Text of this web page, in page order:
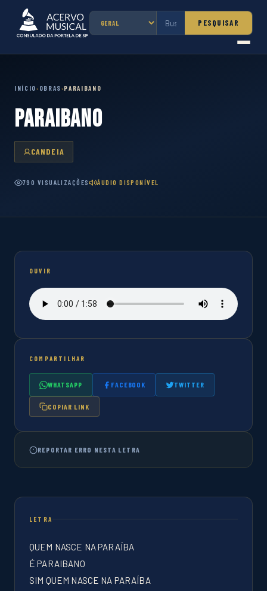
PESQUISAR
INÍCIO› OBRAS›PARAIBANO
PARAIBANO
CANDEIA
790 VISUALIZAÇÕES ÁUDIO DISPONÍVEL
LETRA
QUEM NASCE NA PARAÍBA
É PARAIBANO
SIM QUEM NASCE NA PARAÍBA
OUVIR
COMPARTILHAR
WHATSAPP FACEBOOK TWITTER
COPIAR LINK
REPORTAR ERRO NESTA LETRA